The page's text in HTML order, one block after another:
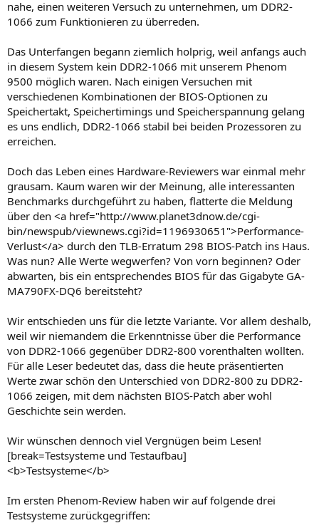
nahe, einen weiteren Versuch zu unternehmen, um DDR2-
1066 zum Funktionieren zu überreden.
Das Unterfangen begann ziemlich holprig, weil anfangs auch
in diesem System kein DDR2-1066 mit unserem Phenom
9500 möglich waren. Nach einigen Versuchen mit
verschiedenen Kombinationen der BIOS-Optionen zu
Speichertakt, Speichertimings und Speicherspannung gelang
es uns endlich, DDR2-1066 stabil bei beiden Prozessoren zu
erreichen.
Doch das Leben eines Hardware-Reviewers war einmal mehr
grausam. Kaum waren wir der Meinung, alle interessanten
Benchmarks durchgeführt zu haben, flatterte die Meldung
über den <a href="http://www.planet3dnow.de/cgi-
bin/newspub/viewnews.cgi?id=1196930651">Performance-
Verlust</a> durch den TLB-Erratum 298 BIOS-Patch ins Haus.
Was nun? Alle Werte wegwerfen? Von vorn beginnen? Oder
abwarten, bis ein entsprechendes BIOS für das Gigabyte GA-
MA790FX-DQ6 bereitsteht?
Wir entschieden uns für die letzte Variante. Vor allem deshalb,
weil wir niemandem die Erkenntnisse über die Performance
von DDR2-1066 gegenüber DDR2-800 vorenthalten wollten.
Für alle Leser bedeutet das, dass die heute präsentierten
Werte zwar schön den Unterschied von DDR2-800 zu DDR2-
1066 zeigen, mit dem nächsten BIOS-Patch aber wohl
Geschichte sein werden.
Wir wünschen dennoch viel Vergnügen beim Lesen!
[break=Testsysteme und Testaufbau]
<b>Testsysteme</b>
Im ersten Phenom-Review haben wir auf folgende drei
Testsysteme zurückgegriffen: